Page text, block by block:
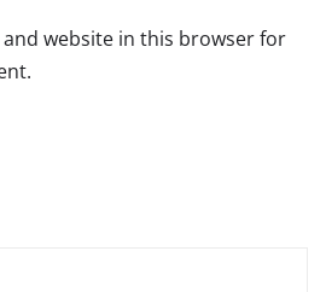
and website in this browser for